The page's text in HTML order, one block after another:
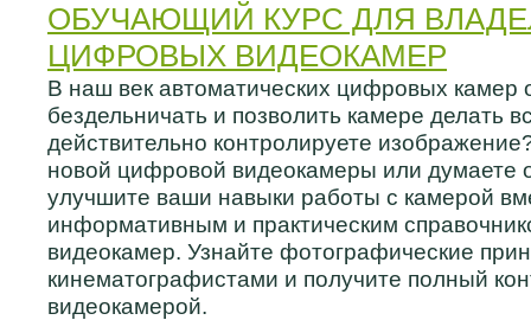
ОБУЧАЮЩИЙ КУРС ДЛЯ
ЦИФРОВЫХ ВИДЕОКАМЕР
В наш век автоматических цифровых камер
бездельничать и позволить камере делать
действительно контролируете
новой цифровой видеокамеры или думаете
улучшите ваши навыки работы с камерой
информативным и практическим
видеокамер. Узнайте фотографические
кинематографистами и получите полный
видеокамерой.